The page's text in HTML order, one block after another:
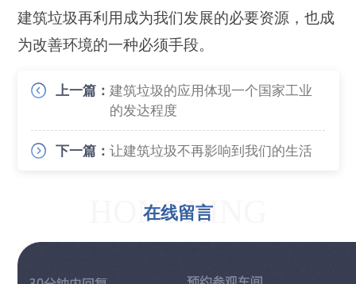
建筑垃圾再利用成为我们发展的必要资源，也成
为改善环境的一种必须手段。
上一篇：建筑垃圾的应用体现一个国家工业
的发达程度
下一篇：让建筑垃圾不再影响到我们的生活
在线留言
HONGXING